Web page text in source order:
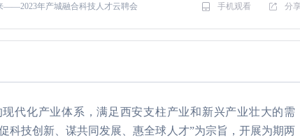
——2023年产城融合科技人才云聘会 手机观看 分
代化产业体系，满足西安支柱产业和新兴产业壮大的需
科技创新、谋共同发展、惠全球人才”为宗旨，开展为期两